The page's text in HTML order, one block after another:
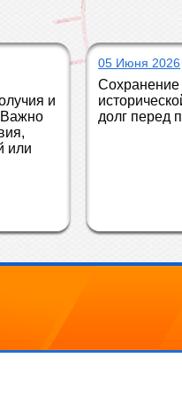
и
Важно
или
05 Июня 2026
Сохранение
долг перед